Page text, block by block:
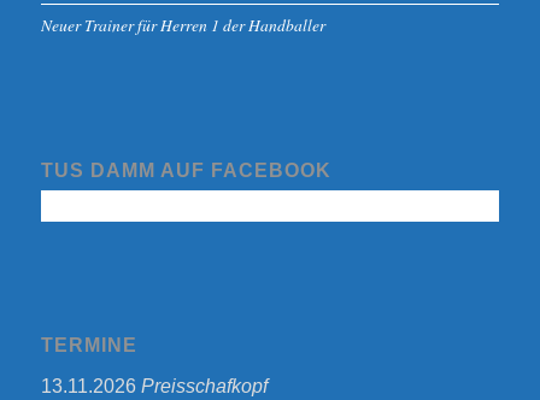
Neuer Trainer für Herren 1 der Handballer
TUS DAMM AUF FACEBOOK
TERMINE
13.11.2026 Preisschafkopf